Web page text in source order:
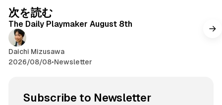
g
r
a
次を読む
The Daily Playmaker August 8th
Daichi Mizusawa
2026/08/08•Newsletter
Subscribe to Newsletter